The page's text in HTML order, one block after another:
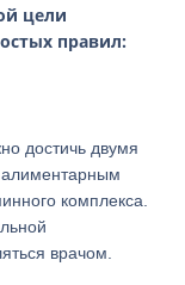
цели
правил:
достичь двумя
алиментарным
комплекса.
врачом.